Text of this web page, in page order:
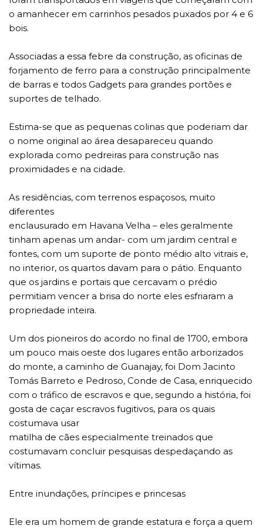
o amanhecer em carrinhos pesados puxados por 4 e 6
bois.
Associadas a essa febre da construção, as oficinas de
forjamento de ferro para a construção principalmente
de barras e todos Gadgets para grandes portões e
suportes de telhado.
Estima-se que as pequenas colinas que poderiam dar
o nome original ao área desapareceu quando
explorada como pedreiras para construção nas
proximidades e na cidade.
As residências, com terrenos espaçosos, muito
diferentes
enclausurado em Havana Velha – eles geralmente
tinham apenas um andar- com um jardim central e
fontes, com um suporte de ponto médio alto vitrais e,
no interior, os quartos davam para o pátio. Enquanto
que os jardins e portais que cercavam o prédio
permitiam vencer a brisa do norte eles esfriaram a
propriedade inteira.
Um dos pioneiros do acordo no final de 1700, embora
um pouco mais oeste dos lugares então arborizados
do monte, a caminho de Guanajay, foi Dom Jacinto
Tomás Barreto e Pedroso, Conde de Casa, enriquecido
com o tráfico de escravos e que, segundo a história, foi
gosta de caçar escravos fugitivos, para os quais
costumava usar
matilha de cães especialmente treinados que
costumavam concluir pesquisas despedaçando as
vítimas.
Entre inundações, príncipes e princesas
Ele era um homem de grande estatura e força a quem